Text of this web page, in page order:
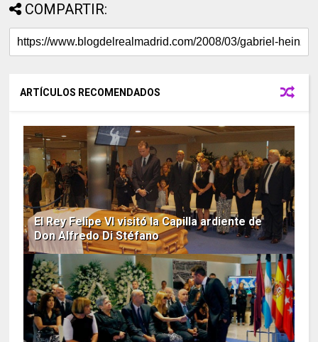
COMPARTIR:
ARTÍCULOS RECOMENDADOS
El Rey Felipe VI visitó la Capilla ardiente de
Don Alfredo Di Stéfano